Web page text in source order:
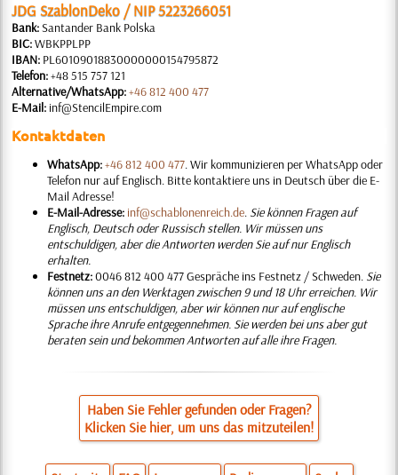
JDG SzablonDeko / NIP 5223266051
Bank:Santander Bank Polska
BIC:WBKPPLPP
IBAN: PL60109018830000000154795872
Telefon:+48 515 757 121
Alternative/WhatsApp:+46 812 400 477
E-Mail: inf@StencilEmpire.com
Kontaktdaten
WhatsApp:+46 812 400 477. Wir kommunizieren per WhatsApp oder
Telefon nur auf Englisch. Bitte kontaktiere uns in Deutsch über die E-
Mail Adresse!
E-Mail-Adresse: inf@schablonenreich.de. Sie können Fragen auf
Englisch, Deutsch oder Russisch stellen. Wir müssen uns
entschuldigen, aber die Antworten werden Sie auf nur Englisch
erhalten.
Festnetz:0046 812 400 477 Gespräche ins Festnetz / Schweden. Sie
können uns an den Werktagen zwischen 9 und 18 Uhr erreichen. Wir
müssen uns entschuldigen, aber wir können nur auf englische
Sprache ihre Anrufe entgegennehmen. Sie werden bei uns aber gut
beraten sein und bekommen Antworten auf alle ihre Fragen.
Haben Sie Fehler gefunden oder Fragen?
Klicken Sie hier, um uns das mitzuteilen!